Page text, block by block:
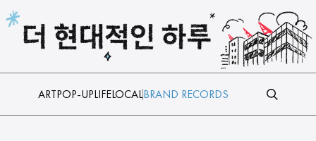
본문 바로가기
ARTPOP-UPLIFELOCALBRAND RECORDS